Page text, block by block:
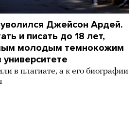
Джейсон Ардей.
и писать до 18 лет,
молодым темнокожим
в плагиате, а к его биографии